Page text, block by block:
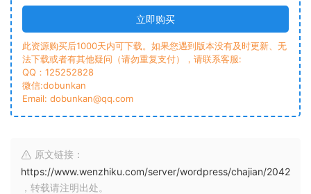
立即购买
此资源购买后1000天内可下载。如果您遇到版本没有及时更新、无
法下载或者有其他疑问（请勿重复支付），请联系客服:
QQ：125252828
微信:dobunkan
Email: dobunkan@qq.com
原文链接：
https://www.wenzhiku.com/server/wordpress/chajian/2042
，转载请注明出处。